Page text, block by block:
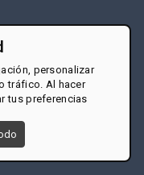
personalizar
tráfico. Al hacer
tus preferencias